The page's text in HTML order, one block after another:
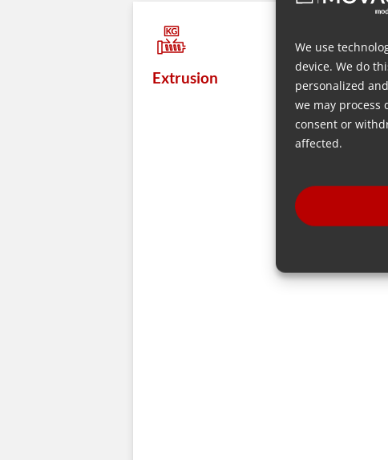
We use
device. We do
personalized
we may process
consent or
affected.
Extrusion